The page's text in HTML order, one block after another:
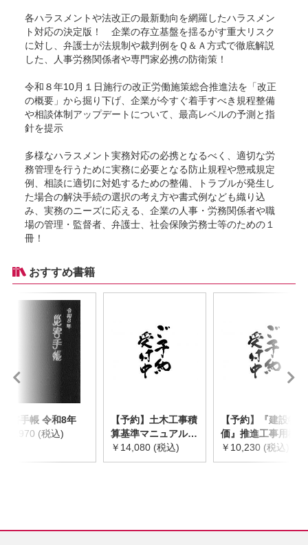
各ハラスメントや法改正の最新動向を網羅したハラスメン
ト対応の決定版！ 企業の存立基盤を揺るがす重大リスク
に対し、弁護士が法規制や裁判例をＱ＆Ａ方式で徹底解説
した、人事労務関係者や専門家必携の防衛策！
令和８年10月１日施行の改正労働施策総合推進法を「改正
の概要」から掘り下げ、企業が今すぐ着手すべき規程整備
や相談体制アップデートについて、最高レベルの予測と指
針を提示
多様なハラスメント実務対応の必携となるべく、適切な労
務管理を行うために実務に必要となる防止規程や懲戒規定
例、相談に適切に対処するための整備、トラブルが発生し
た場合の解決手続の選択の考え方や書式例なども織り込
み、実務のニーズに応える、企業の人事・労務関係者や職
場の管理・監督者、弁護士、社会保険労務士等のための１
冊！
おすすめ書籍
災害手帳 令和8年
￥2,970 (税込)
【予約】土木工事積
算基準マニュアル
令和8年度版
※2026年8月下旬発
￥14,080 (税込)
【予約】『建設物
価』推進工事用機械
器具等基礎価格表
2026年度版
￥10,230 (税込)